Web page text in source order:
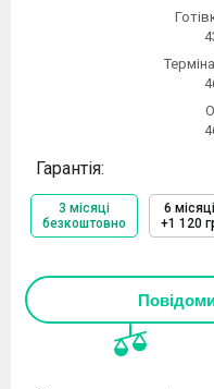
Гарантія:
3 місяці
безкоштовно
6
+1 120